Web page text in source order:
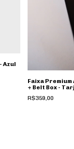
Azul
Faixa
+ Belt Box -
R$359,00